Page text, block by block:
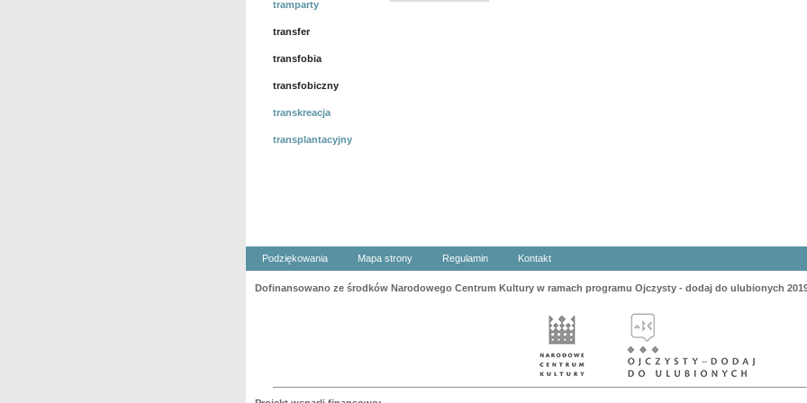
tramparty
transfer
transfobia
transfobiczny
transkreacja
transplantacyjny
Podziękowania Mapa strony Regulamin Kontakt
Dofinansowano ze środków Narodowego Centrum Kultury w ramach programu Ojczysty - dodaj do ulubionych